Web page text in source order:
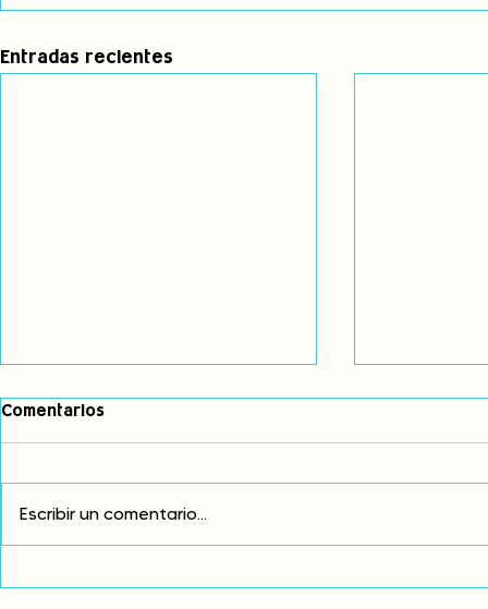
Entradas recientes
Comentarios
Escribir un comentario...